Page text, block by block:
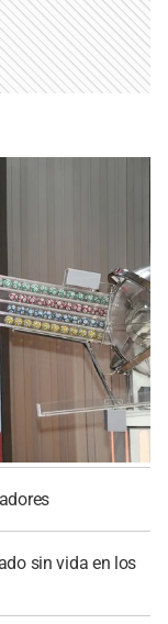
sin vida en los